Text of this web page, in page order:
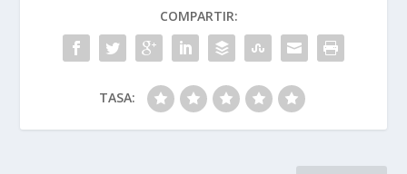
COMPARTIR:
TASA: